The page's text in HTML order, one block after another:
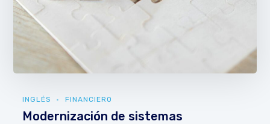
INGLÉS FINANCIERO
Modernización de sistemas